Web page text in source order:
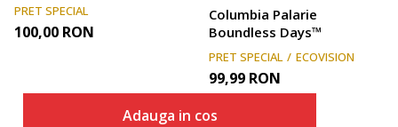
PRET SPECIAL
100,00 RON
Adauga in cos
Columbia Palarie
Boundless Days™
PRET SPECIAL ECOVISION
99,99 RON